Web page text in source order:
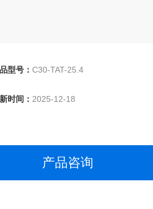
型号： C30-TAT-25.4
时间： 2025-12-18
产品咨询